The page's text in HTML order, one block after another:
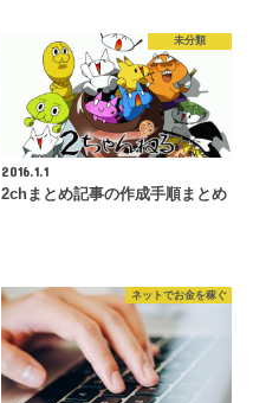
未分類
2016.1.1
2chまとめ記事の作成手順まとめ
ネットでお金を稼ぐ